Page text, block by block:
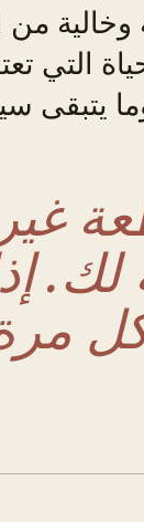
التي
يتبقى
لك.